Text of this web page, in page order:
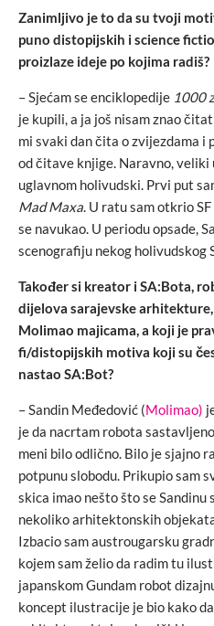
Zanimljivo je to da su tvoji
puno distopijskih i science
proizlaze ideje po kojima radiš?
– Sjećam se enciklopedije 1000
je kupili, a ja još nisam znao
mi svaki dan čita o zvijezdama i
od čitave knjige. Naravno, veliki
uglavnom holivudski. Prvi put
Mad Maxa . U ratu sam otkrio
se navukao. U periodu opsade,
scenografiju nekog holivudskog
Također si kreator i SA:Bota,
dijelova sarajevske arhitekture,
Molimao majicama, a koji je
fi/distopijskih motiva koji su
nastao SA:Bot?
– Sandin Međedović (Molimao)
je da nacrtam robota
meni bilo odlično. Bilo je sjajno
potpunu slobodu. Prikupio sam
skica imao nešto što se Sandinu
nekoliko arhitektonskih
Izbacio sam austrougarsku
kojem sam želio da radim tu
japanskom Gundam robot
koncept ilustracije je bio kako